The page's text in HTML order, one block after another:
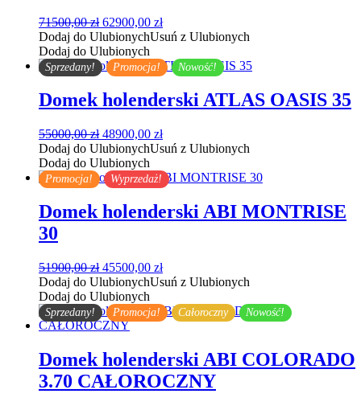
71500,00zł Pierwotna
cena
wynosiła:
71500,00 zł.
62900,00 złAktualna
cena
62900,00 zł.
Dodaj do UlubionychUsuń z Ulubionych
Dodaj do Ulubionych
Sprzedany! Promocja! Nowość!
Domek holenderski ATLAS OASIS 35
55000,00zł Pierwotna
cena
wynosiła:
55000,00 zł.
48900,00 złAktualna
cena
48900,00 zł.
Dodaj do UlubionychUsuń z Ulubionych
Dodaj do Ulubionych
Promocja! Wyprzedaż!
Domek holenderski ABI MONTRISE
30
51900,00zł Pierwotna
cena
wynosiła:
51900,00 zł.
45500,00 złAktualna
cena
45500,00 zł.
Dodaj do UlubionychUsuń z Ulubionych
Dodaj do Ulubionych
Sprzedany! Promocja! Całoroczny Nowość!
Domek holenderski ABI COLORADO
3.70 CAŁOROCZNY